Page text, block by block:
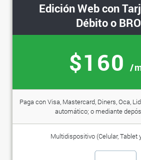
Edición Web con
Débito o
$160 /
Paga con Visa, Mastercard, Diners, Oca,
automático; o mediante
Multidispositivo (Celular, Tablet